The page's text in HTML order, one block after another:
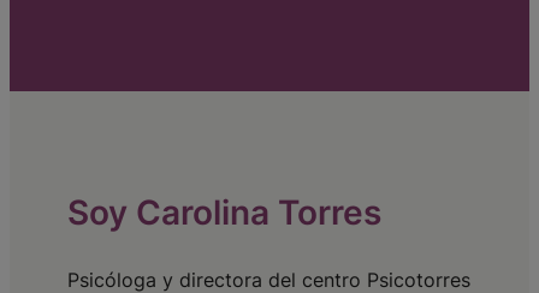
Soy Carolina Torres
Psicóloga y directora del centro Psicotorres